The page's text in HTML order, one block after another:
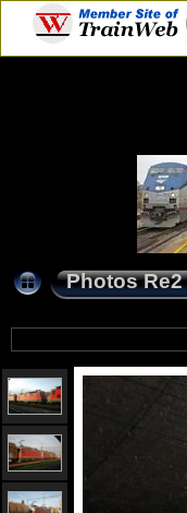
Photos Re2